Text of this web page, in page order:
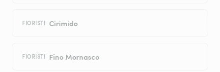
FIORISTI Cirimido
FIORISTI Fino Mornasco